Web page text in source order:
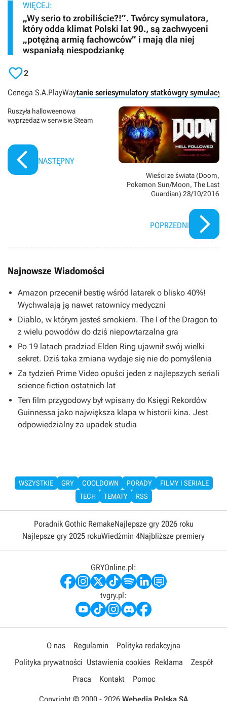
WIĘCEJ:
„Wy serio to zrobiliście?!”. Twórcy symulatora,
który odda klimat Polski lat 90., są zachwyceni
„potężną armią fachowców” i mają dla niej
wspaniałą niespodziankę
2
Cenega S.A.PlayWaytanie seriesymulatory statkówgry
Ruszyła halloweenowa
wyprzedaż w serwisie Steam
NASTĘPNY
Wieści ze świata (Doom,
Pokemon Sun/Moon, The Last
Guardian) 28/10/2016
POPRZEDNI
Najnowsze Wiadomości
Amazon przecenił bestię wśród latarek o blisko 40%!
Wychwalają ją nawet ratownicy medyczni
Diablo, w którym jesteś smokiem. The I of the Dragon to
z wielu powodów do dziś niepowtarzalna gra
Po 19 latach pradziad Elden Ring ujawnił swój wielki
sekret. Dziś taka zmiana wydaje się nie do pomyślenia
Za tydzień Prime Video opuści jeden z najlepszych seriali
science fiction ostatnich lat
Ten film przygodowy był wpisany do Księgi Rekordów
Guinnessa jako największa klapa w historii kina. Jest
odpowiedzialny za upadek studia
WSZYSTKIE GRY COOLDOWN PORADY
FILMY I SERIALE
TECH
TEMATY RSS
Poradnik Gothic RemakeNajlepsze gry 2026 roku
Najlepsze gry 2025 rokuWiedźmin 4Najbliższe premiery
GRYOnline.pl:
tvgry.pl:
O nas Regulamin
Polityka redakcyjna
Polityka prywatności Ustawienia cookies Reklama
Zespół
Praca
Kontakt Pomoc